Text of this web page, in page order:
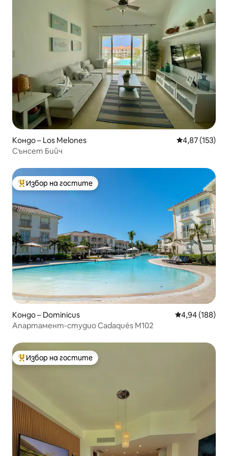
Кондо – Los Melones Средна
4,87 (153)
Сънсет Бийч
Най-популярен избор на гостите
Избор на гостите
Кондо – Dominicus Средна
4,94 (188)
Апартамент-студио Cadaqués M102
Най-популярен избор на гостите
Избор на гостите